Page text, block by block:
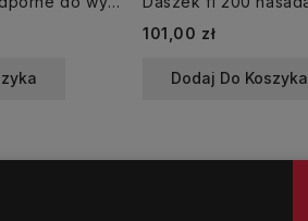
Cena
101,00 zł
Dodaj Do Koszyka